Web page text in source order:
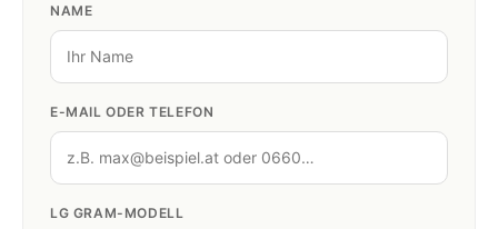
NAME
E-MAIL ODER TELEFON
LG GRAM-MODELL